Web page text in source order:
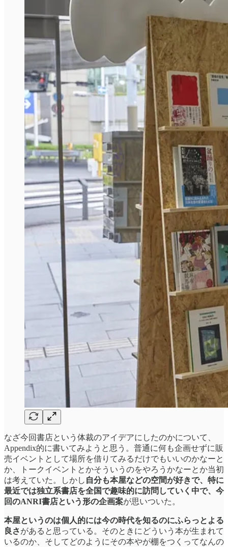
なざ今回書店という体裁のアイデアにしたのかについて、
Appendix的に書いてみようと思う。普通に何も企画せずに販
売イベントとして場所を借りてみるだけでもいいのかなーと
か、トークイベントとかそういうのをやろうかなーとか当初
は考えていた。しかし 自分も本屋などの空間が好きで、特に
最近では独立系書店を全国で趣味的に訪問していく中で、今
回のANRI書店という形の企画案が思いついた。
本屋というのは個人的には今の時代を知るのにふらっとよる
良さがあると思っている。そのときにどういう本が生まれて
いるのか、そしてどのようにその本やが棚をつくってなんの